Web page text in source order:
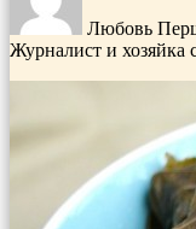
Любовь
Журналист и хозяйка